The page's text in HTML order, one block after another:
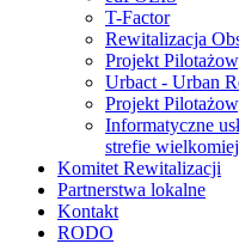
T-Factor
Rewitalizacja
Projekt
Urbact - Urban
Projekt
Informatyczne
strefie
Komitet Rewitalizacji
Partnerstwa lokalne
Kontakt
RODO